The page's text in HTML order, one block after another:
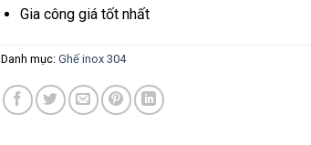
Gia công giá tốt nhất
Danh mục: Ghế inox 304